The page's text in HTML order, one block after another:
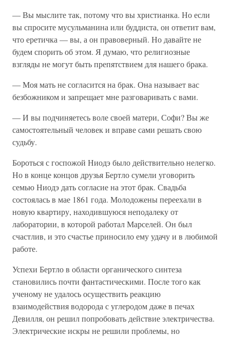
— Вы мыслите так, потому что вы христианка. Но если
вы спросите мусульманина или буддиста, он ответит вам,
что еретичка — вы, а он правоверный. Но давайте не
будем спорить об этом. Я думаю, что религиозные
взгляды не могут быть препятствием для нашего брака.
— Моя мать не согласится на брак. Она называет вас
безбожником и запрещает мне разговаривать с вами.
— И вы подчиняетесь воле своей матери, Софи? Вы же
самостоятельный человек и вправе сами решать свою
судьбу.
Бороться с госпожой Ниодэ было действительно нелегко.
Но в конце концов друзья Бертло сумели уговорить
семью Ниодэ дать согласие на этот брак. Свадьба
состоялась в мае 1861 года. Молодожены переехали в
новую квартиру, находившуюся неподалеку от
лаборатории, в которой работал Марселей. Он был
счастлив, и это счастье приносило ему удачу и в любимой
работе.
Успехи Бертло в области органического синтеза
становились почти фантастическими. После того как
ученому не удалось осуществить реакцию
взаимодействия водорода с углеродом даже в печах
Девилля, он решил попробовать действие электричества.
Электрические искры не решили проблемы, но